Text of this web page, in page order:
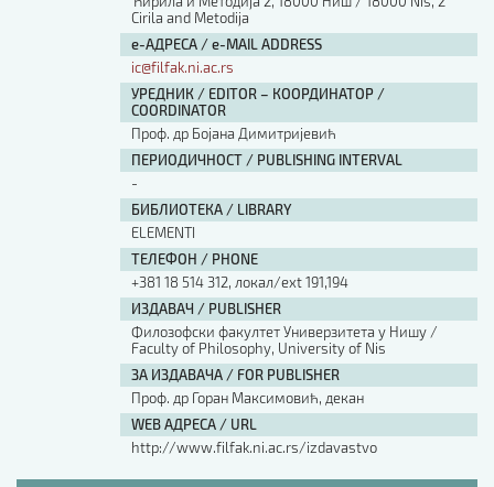
Cirila and Metodija
е-АДРЕСА / e-MAIL ADDRESS
ic@filfak.ni.ac.rs
УРЕДНИК / EDITOR – КООРДИНАТОР /
COORDINATOR
Проф. др Бојана Димитријевић
ПЕРИОДИЧНОСТ / PUBLISHING INTERVAL
-
БИБЛИОТЕКА / LIBRARY
ЕLEMENTI
ТЕЛЕФОН / PHONE
+381 18 514 312, локал/ext 191,194
ИЗДАВАЧ / PUBLISHER
Филозофски факултет Универзитета у Нишу /
Faculty of Philosophy, University of Nis
ЗА ИЗДАВАЧА / FOR PUBLISHER
Проф. др Горан Максимовић, декан
WEB АДРЕСА / URL
http://www.filfak.ni.ac.rs/izdavastvo